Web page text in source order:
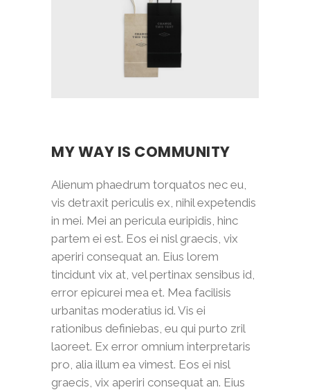
MY WAY IS COMMUNITY
Alienum phaedrum torquatos nec eu,
vis detraxit periculis ex, nihil expetendis
in mei. Mei an pericula euripidis, hinc
partem ei est. Eos ei nisl graecis, vix
aperiri consequat an. Eius lorem
tincidunt vix at, vel pertinax sensibus id,
error epicurei mea et. Mea facilisis
urbanitas moderatius id. Vis ei
rationibus definiebas, eu qui purto zril
laoreet. Ex error omnium interpretaris
pro, alia illum ea vimest. Eos ei nisl
graecis, vix aperiri consequat an. Eius